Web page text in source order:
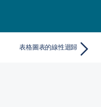
表格圖表的線性迴歸